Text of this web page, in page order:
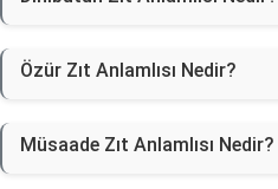
Özür Zıt Anlamlısı Nedir?
Müsaade Zıt Anlamlısı Nedir?